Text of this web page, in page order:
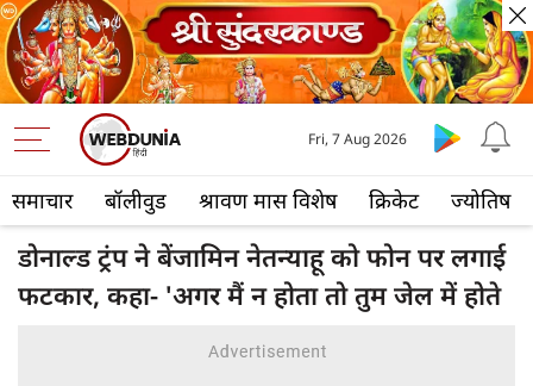
समाचार बॉलीवुड श्रावण मास विशेष क्रिकेट ज्योतिष
Fri, 7 Aug 2026
डोनाल्ड ट्रंप ने बेंजामिन नेतन्याहू को फोन पर लगाई
फटकार, कहा- 'अगर मैं न होता तो तुम जेल में होते